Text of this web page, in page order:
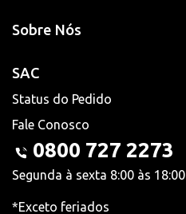
Sobre Nós
SAC
Status do Pedido
Fale Conosco
0800 727 2273
Segunda à sexta 8:00 às 18:00
*Exceto feriados